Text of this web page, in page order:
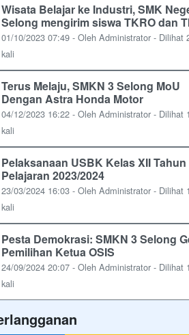
Wisata Belajar ke Industri, SMK
Selong mengirim siswa TKRO dan
01/10/2023 07:49 - Oleh Administrator - Dilihat
kali
Terus Melaju, SMKN 3 Selong MoU
Dengan Astra Honda Motor
04/12/2023 16:22 - Oleh Administrator - Dilihat
kali
Pelaksanaan USBK Kelas XII Tahun
Pelajaran 2023/2024
23/03/2024 16:03 - Oleh Administrator - Dilihat
kali
Pesta Demokrasi: SMKN 3 Selong
Pemilihan Ketua OSIS
24/09/2024 20:07 - Oleh Administrator - Dilihat
kali